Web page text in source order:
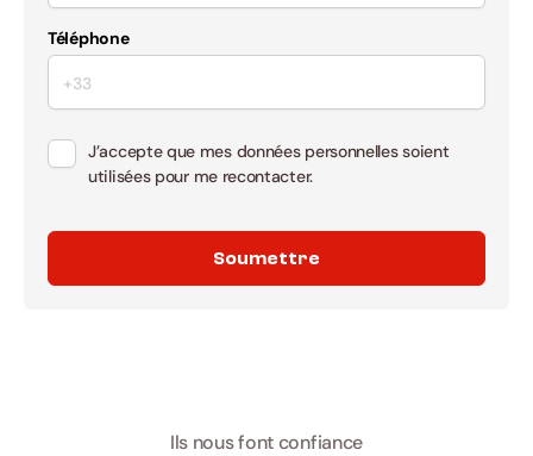
Téléphone
J’accepte que mes données personnelles soient
utilisées pour me recontacter.
Soumettre
Ils nous font confiance